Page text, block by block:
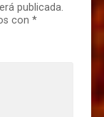
publicada.
con *